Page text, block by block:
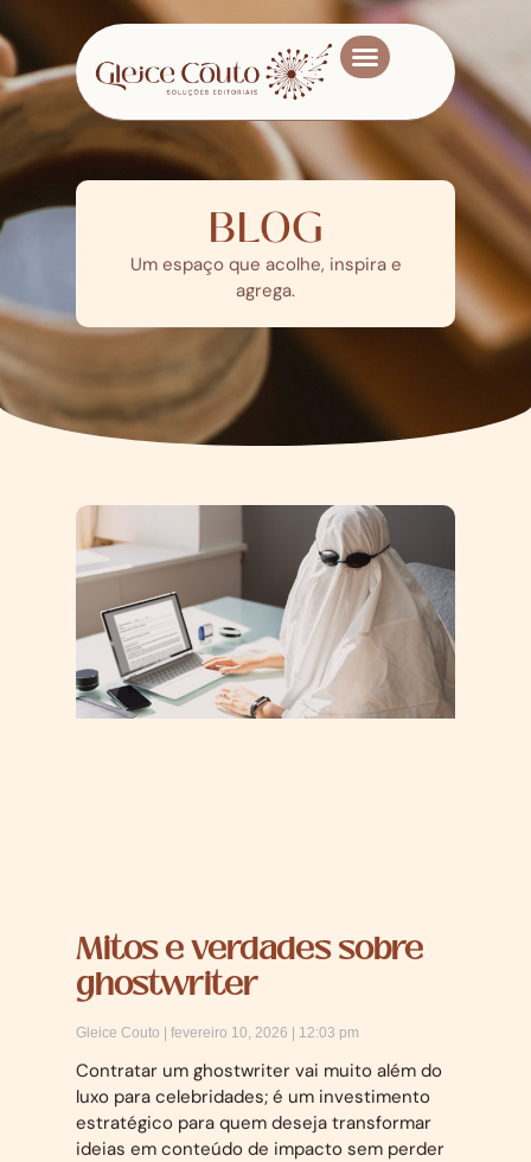
BLOG
Um espaço que acolhe, inspira e
agrega.
Mitos e verdades sobre
ghostwriter
Gleice Couto fevereiro 10, 2026 12:03 pm
Contratar um ghostwriter vai muito além do
luxo para celebridades; é um investimento
estratégico para quem deseja transformar
ideias em conteúdo de impacto sem perder